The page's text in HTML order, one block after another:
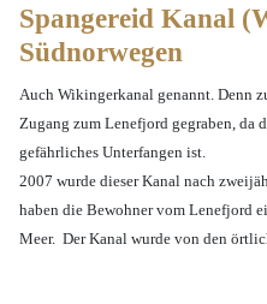
Spangereid Kanal
Südnorwegen
Auch Wikingerkanal genannt. Denn
Zugang zum Lenefjord gegraben, da
gefährliches Unterfangen ist.
2007 wurde dieser Kanal nach
haben die Bewohner vom Lenefjord
Meer. Der Kanal wurde von den